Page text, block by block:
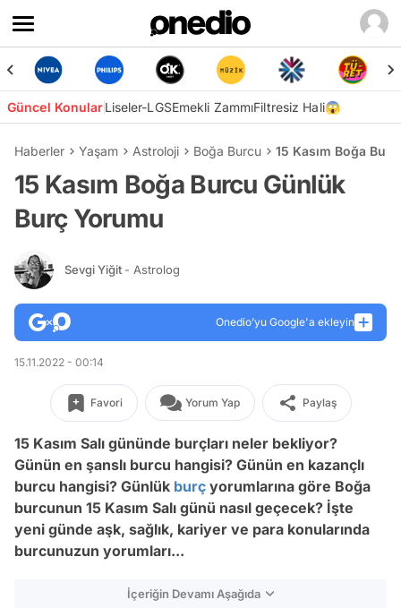
Güncel KonularLiseler-LGSEmekli ZammıFiltresiz Hali😱
Haberler Yaşam Astroloji Boğa Burcu 15 Kasım Boğa
15 Kasım Boğa Burcu Günlük
Burç Yorumu
Sevgi Yiğit - Astrolog
Onedio’yu Google'a ekleyin
15.11.2022 - 00:14
Favori Yorum Yap Paylaş
15 Kasım Salı gününde burçları neler bekliyor?
Günün en şanslı burcu hangisi? Günün en kazançlı
burcu hangisi? Günlük burç yorumlarına göre Boğa
burcunun 15 Kasım Salı günü nasıl geçecek? İşte
yeni günde aşk, sağlık, kariyer ve para konularında
burcunuzun yorumları...
İçeriğin Devamı Aşağıda